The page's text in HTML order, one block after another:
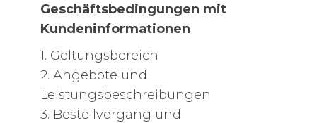
Geschäftsbedingungen mit
Kundeninformationen
1. Geltungsbereich
2. Angebote und
Leistungsbeschreibungen
3. Bestellvorgang und